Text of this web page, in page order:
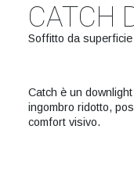
CATCH
Soffitto da superficie
Catch è un
ingombro ridotto,
comfort visivo.